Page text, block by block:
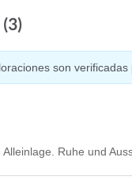
son
Ruhe und